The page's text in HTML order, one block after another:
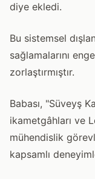
diye ekledi.
Bu sistemsel
sağlamalarını
zorlaştırmıştır.
Babası, "Süveyş
ikametgâhları ve
mühendislik
kapsamlı